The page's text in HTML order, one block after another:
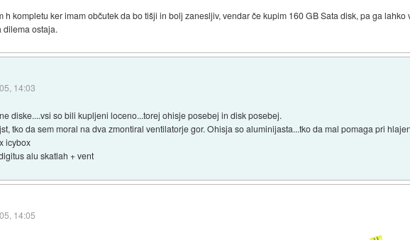
h kompletu ker imam občutek da bo tišji in bolj zanesljiv, vendar če kupim 160 GB Sata disk, pa ga
dilema ostaja.
14:03
diske....vsi so bili kupljeni loceno...torej ohisje posebej in disk posebej.
tko da sem moral na dva zmontiral ventilatorje gor. Ohisja so aluminijasta...tko da mal pomaga pri
icybox
alu skatlah + vent
14:05